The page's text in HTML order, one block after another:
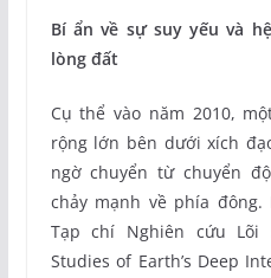
Bí ẩn về sự suy yếu và
lòng đất
Cụ thể vào năm 2010,
rộng lớn bên dưới xích
ngờ chuyển từ chuyển
chảy mạnh về phía
Tạp chí Nghiên cứu Lõi
Studies of Earth’s Deep